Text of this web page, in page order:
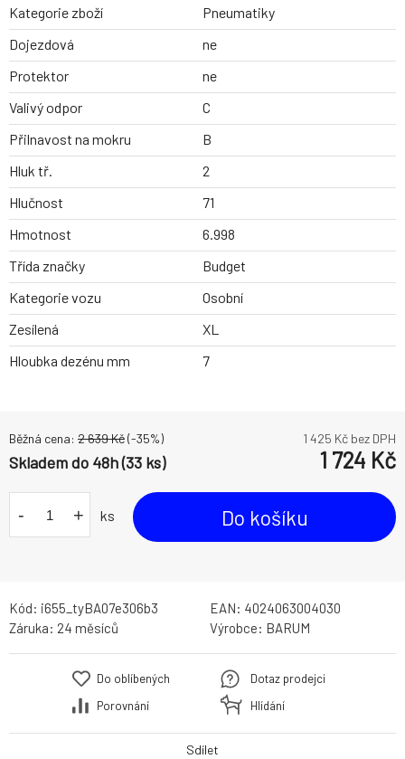
Kategorie zboží
Pneumatiky
Dojezdová
ne
Protektor
ne
Valivý odpor
C
Přilnavost na mokru
B
Hluk tř.
2
Hlučnost
71
Hmotnost
6.998
Třída značky
Budget
Kategorie vozu
Osobní
Zesílená
XL
Hloubka dezénu mm
7
Běžná cena: 2 639Kč(-35%) 1 425 Kč bez DPH
Skladem do 48h (33 ks) 1 724 Kč
- + ks Do košíku
Kód: i655_tyBA07e306b3 EAN: 4024063004030
Záruka: 24 měsíců Výrobce: BARUM
Do oblíbených
Porovnání
Dotaz prodejci
Hlídání
Sdílet